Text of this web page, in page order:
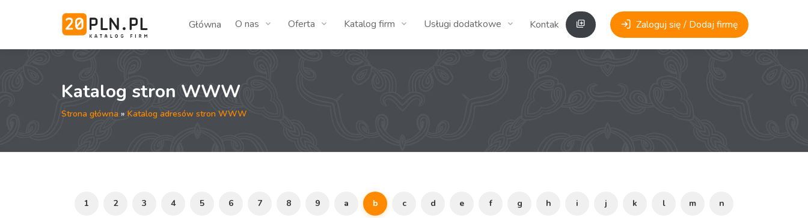
Główna O nas Oferta Katalog firm Usługi dodatkowe Kontakt Zaloguj się / Dodaj firmę
Katalog stron WWW
Strona główna » Katalog adresów stron WWW
1 2 3 4 5 6 7 8 9 a b c d e f g h i j k l m n